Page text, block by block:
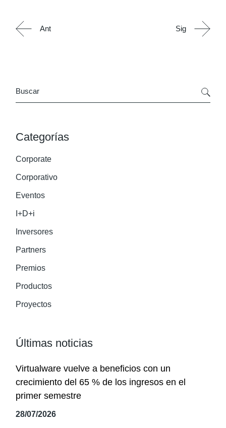
Ant Sig
Search
Categorías
Corporate
Corporativo
Eventos
I+D+i
Inversores
Partners
Premios
Productos
Proyectos
Últimas noticias
Virtualware vuelve a beneficios con un
crecimiento del 65 % de los ingresos en el
primer semestre
28/07/2026